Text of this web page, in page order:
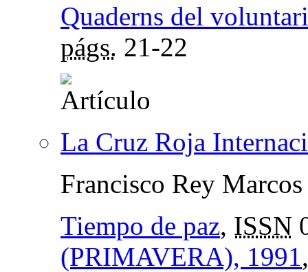
Quaderns del
págs. 21-22
La Cruz Roja
Francisco Rey Marcos
Tiempo de paz, ISSN
(PRIMAVERA), 1991